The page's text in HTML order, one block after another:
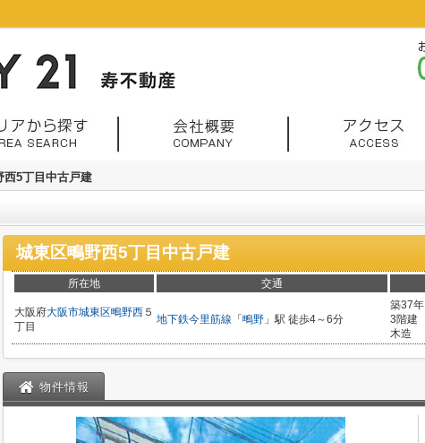
西5丁目中古戸建
城東区鴫野西5丁目中古戸建
所在地 交通
大阪府大阪市城東区鴫野西 ５
丁目
地下鉄今里筋線 「 鴫野 」駅 徒歩4～6分
築37年
3階建
木造
物件情報